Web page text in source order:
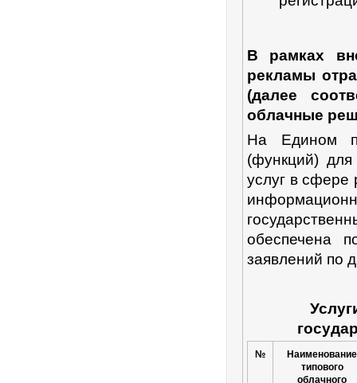
В рамках
рекламы
(далее
облачные
На Едином
(функций)
услуг в сфере
обеспечена
заявлений по
№
Наименование
типового
облачного